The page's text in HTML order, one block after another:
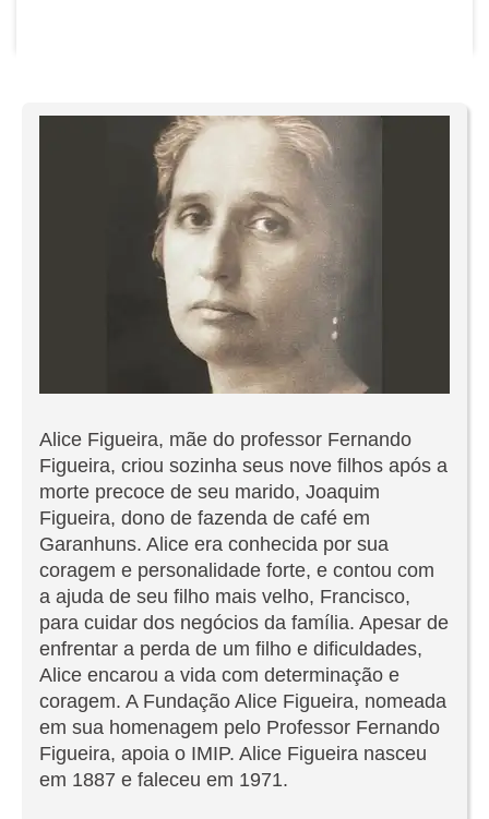
Alice Figueira, mãe do professor Fernando
Figueira, criou sozinha seus nove filhos após a
morte precoce de seu marido, Joaquim
Figueira, dono de fazenda de café em
Garanhuns. Alice era conhecida por sua
coragem e personalidade forte, e contou com
a ajuda de seu filho mais velho, Francisco,
para cuidar dos negócios da família. Apesar de
enfrentar a perda de um filho e dificuldades,
Alice encarou a vida com determinação e
coragem. A Fundação Alice Figueira, nomeada
em sua homenagem pelo Professor Fernando
Figueira, apoia o IMIP. Alice Figueira nasceu
em 1887 e faleceu em 1971.